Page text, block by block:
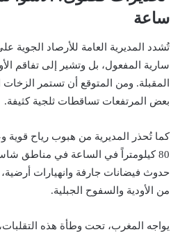
ساعة
تُشدد المديرية العامة للأرصاد الجوية
المقبلة. ومن المتوقع أن تستمر الزخات
بعض المرتفعات تساقطات ثلجية كثيفة.
كما تُحذر المديرية من هبوب رياح قوية
80 كيلومتراً في الساعة في مناطق
حدوث فيضانات جارفة وانهيارات أرضية،
من الأودية والسفوح الجبلية.
يواجه المغرب، تحت وطأة هذه